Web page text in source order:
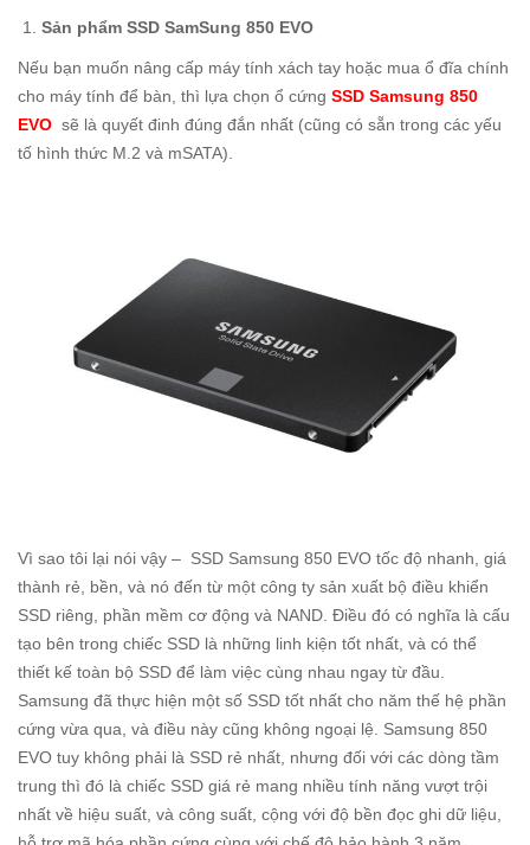
Sản phẩm SSD SamSung 850 EVO
Nếu bạn muốn nâng cấp máy tính xách tay hoặc mua ổ đĩa chính
cho máy tính để bàn, thì lựa chọn ổ cứng SSD Samsung 850
EVO sẽ là quyết đinh đúng đắn nhất (cũng có sẵn trong các yếu
tố hình thức M.2 và mSATA).
Vì sao tôi lại nói vậy – SSD Samsung 850 EVO tốc độ nhanh, giá
thành rẻ, bền, và nó đến từ một công ty sản xuất bộ điều khiển
SSD riêng, phần mềm cơ động và NAND. Điều đó có nghĩa là cấu
tạo bên trong chiếc SSD là những linh kiện tốt nhất, và có thể
thiết kế toàn bộ SSD để làm việc cùng nhau ngay từ đầu.
Samsung đã thực hiện một số SSD tốt nhất cho năm thế hệ phần
cứng vừa qua, và điều này cũng không ngoại lệ. Samsung 850
EVO tuy không phải là SSD rẻ nhất, nhưng đối với các dòng tầm
trung thì đó là chiếc SSD giá rẻ mang nhiều tính năng vượt trội
nhất về hiệu suất, và công suất, cộng với độ bền đọc ghi dữ liệu,